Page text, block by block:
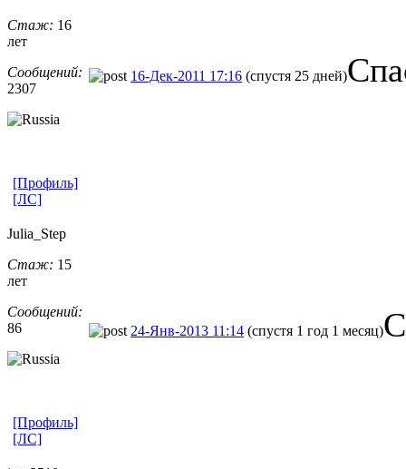
Стаж: 16
лет
Сообщений:
2307
16-Дек-2011 17:16 (спустя 25 дней)
[Профиль]
[ЛС]
Julia_Step
Стаж: 15
лет
Сообщений:
86
24-Янв-2013 11:14 (спустя 1 год 1 месяц)
[Профиль]
[ЛС]